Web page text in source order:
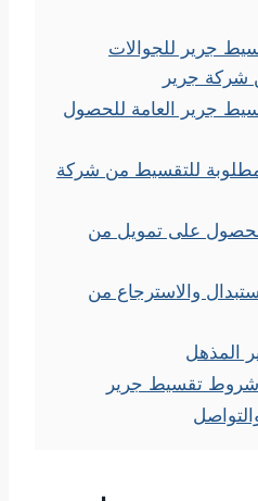
جرير للجوالات
شركة جرير
جرير العامة للحصول
للتقسيط من شركة
على تمويل من
والاسترجاع من
المذهل
شروط تقسيط جرير